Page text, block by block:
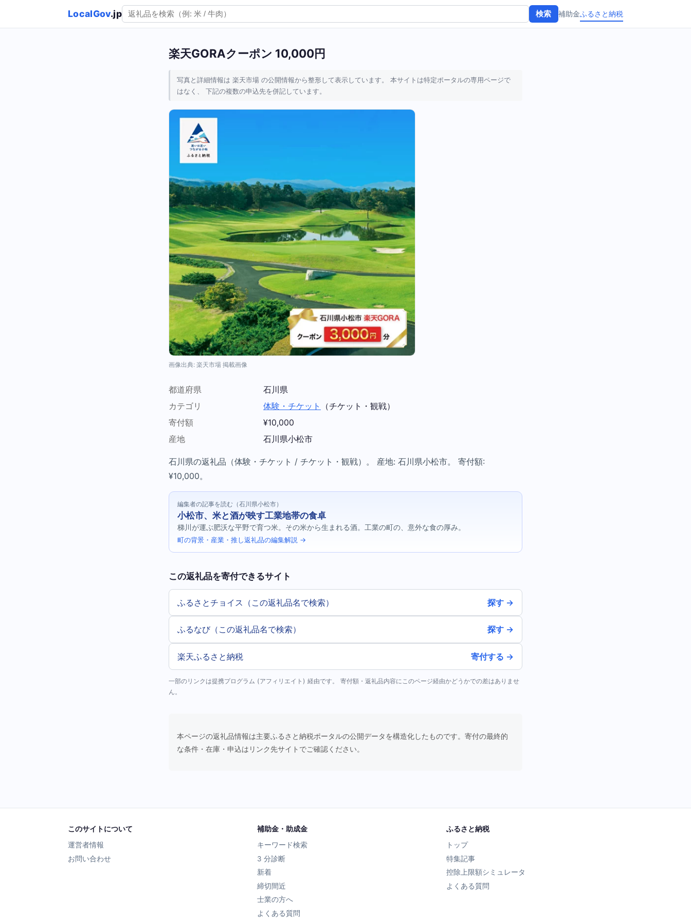
LocalGov.jp 検索 補助金ふるさと納税
楽天GORAクーポン 10,000円
写真と詳細情報は 楽天市場 の公開情報から整形して表示しています。 本サイトは特定ポータルの専用ページで
はなく、 下記の複数の申込先を併記しています。
画像出典: 楽天市場 掲載画像
都道府県
石川県
カテゴリ
体験・チケット
（チケット・観戦）
寄付額
¥10,000
産地
石川県小松市
石川県の返礼品（体験・チケット / チケット・観戦）。 産地: 石川県小松市。 寄付額:
¥10,000。
編集者の記事を読む（石川県小松市）
小松市、米と酒が映す工業地帯の食卓
梯川が運ぶ肥沃な平野で育つ米。その米から生まれる酒。工業の町の、意外な食の厚み。
町の背景・産業・推し返礼品の編集解説 →
この返礼品を寄付できるサイト
ふるさとチョイス（この返礼品名で検索） 探す →
ふるなび（この返礼品名で検索） 探す →
楽天ふるさと納税 寄付する →
一部のリンクは提携プログラム (アフィリエイト) 経由です。 寄付額・返礼品内容にこのページ経由かどうかでの差はありませ
ん。
本ページの返礼品情報は主要ふるさと納税ポータルの公開データを構造化したものです。寄付の最終的
な条件・在庫・申込はリンク先サイトでご確認ください。
このサイトについて
運営者情報
お問い合わせ
補助金・助成金
キーワード検索
3 分診断
新着
締切間近
士業の方へ
よくある質問
ふるさと納税
トップ
特集記事
控除上限額シミュレータ
よくある質問